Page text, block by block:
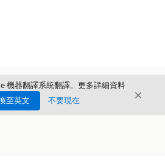
機器翻譯系統翻譯。更多詳細資料
至英文 不要現在 結束